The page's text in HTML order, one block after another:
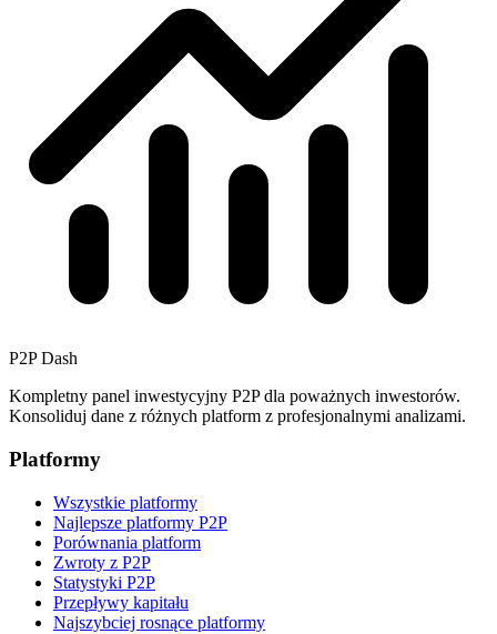
P2P Dash
Kompletny panel inwestycyjny P2P dla poważnych inwestorów.
Konsoliduj dane z różnych platform z profesjonalnymi analizami.
Platformy
Wszystkie platformy
Najlepsze platformy P2P
Porównania platform
Zwroty z P2P
Statystyki P2P
Przepływy kapitału
Najszybciej rosnące platformy